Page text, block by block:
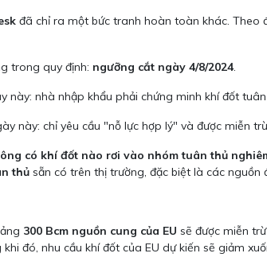
đã chỉ ra một bức tranh hoàn toàn khác. Theo
trong quy định: ngưỡng cắt ngày 4/8/2024.
này: nhà nhập khẩu phải chứng minh khí đốt
này: chỉ yêu cầu "nỗ lực hợp lý" và được miễn
có khí đốt nào rơi vào nhóm tuân thủ
thủ sẵn có trên thị trường, đặc biệt là các nguồn
300 Bcm nguồn cung của EU sẽ được miễn
đó, nhu cầu khí đốt của EU dự kiến sẽ giảm